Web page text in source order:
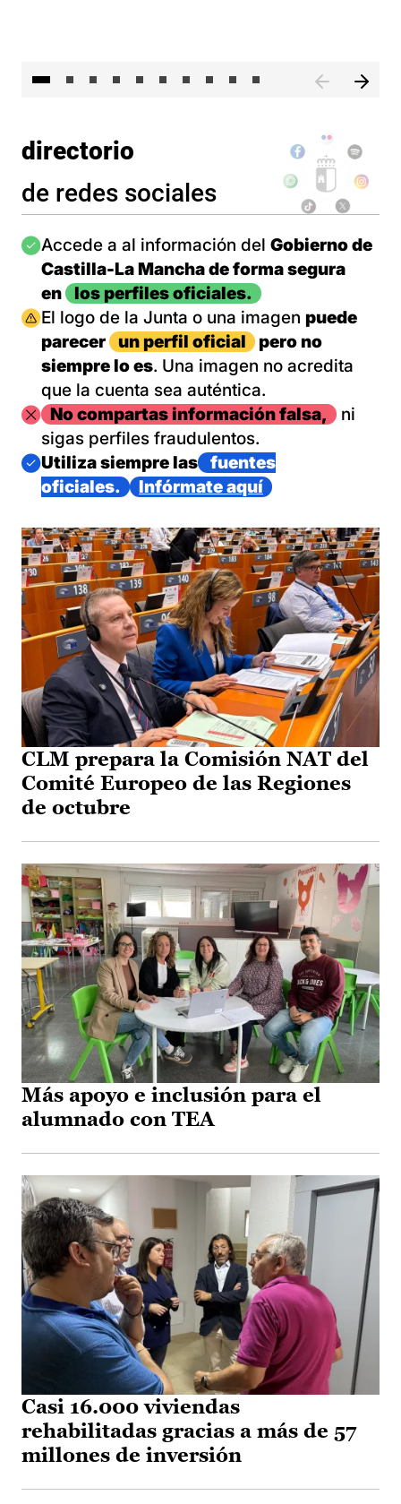
directorio
de redes sociales
Imagen
Accede a al información del Gobierno de
Castilla-La Mancha de forma segura
en
los perfiles oficiales.
Imagen
El logo de la Junta o una imagen puede
parecer
un perfil oficial
pero no
siempre lo es. Una imagen no acredita
que la cuenta sea auténtica.
ImagenNo compartas información falsa,
ni
sigas perfiles fraudulentos.
Imagen
Utiliza siempre las
fuentes
oficiales.
Infórmate aquí
CLM prepara la Comisión NAT del
Comité Europeo de las Regiones
de octubre
Más apoyo e inclusión para el
alumnado con TEA
Casi 16.000 viviendas
rehabilitadas gracias a más de 57
millones de inversión